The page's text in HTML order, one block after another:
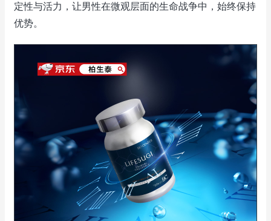
定性与活力，让男性在微观层面的生命战争中，始终保持
优势。